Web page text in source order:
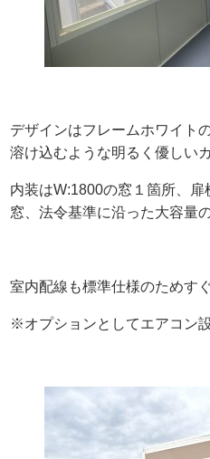
デザインはフレームホワイト
溶け込むような明るく優しい
内装はW:1800の窓１箇所、
窓、法令基準に沿った大容量
室内配線も標準仕様のためす
※オプションとしてエアコン